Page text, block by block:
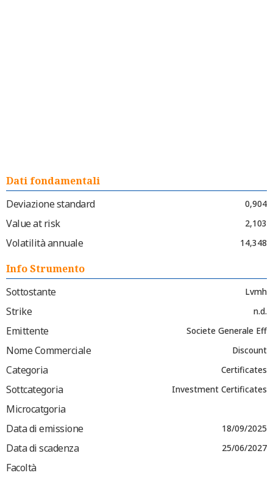
Dati fondamentali
Deviazione standard
0,904
Value at risk 2,103
Volatilità annuale 14,348
Info Strumento
Sottostante
Lvmh
Strike n.d.
Emittente Societe Generale Eff
Nome Commerciale Discount
Categoria Certificates
Sottcategoria Investment Certificates
Microcatgoria
Data di emissione
18/09/2025
Data di scadenza 25/06/2027
Facoltà